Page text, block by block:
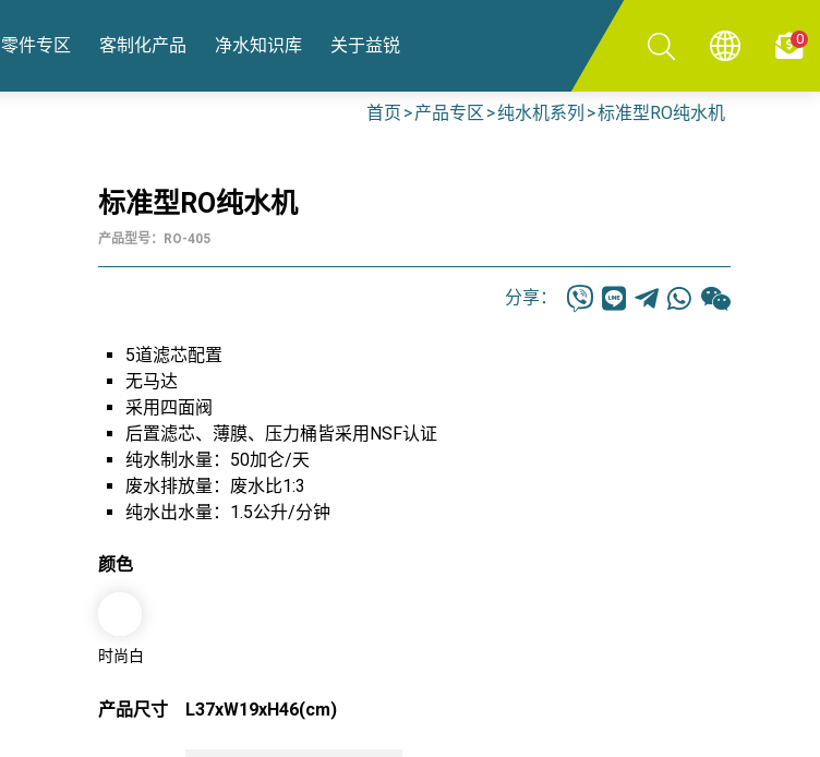
零件专区 客制化产品 净水知识库 关于益锐 0
首页 产品专区 纯水机系列 标准型RO纯水机
标准型RO纯水机
产品型号：RO-405
分享：
5道滤芯配置
无马达
采用四面阀
后置滤芯、薄膜、压力桶皆采用NSF认证
纯水制水量：50加仑/天
废水排放量：废水比1:3
纯水出水量：1.5公升/分钟
颜色
时尚白
产品尺寸 L37xW19xH46(cm)